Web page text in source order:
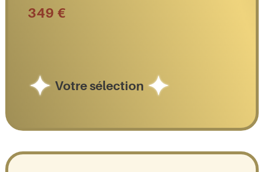
349 €
Votre sélection